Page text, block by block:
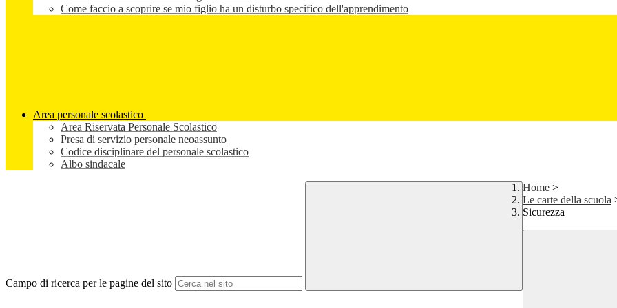
Come faccio a scoprire se mio figlio ha un disturbo specifico dell'apprendimento
Area personale scolastico
Area Riservata Personale Scolastico
Presa di servizio personale neoassunto
Codice disciplinare del personale scolastico
Albo sindacale
Campo di ricerca per le pagine del sito
Home >
Le carte della scuola
Sicurezza